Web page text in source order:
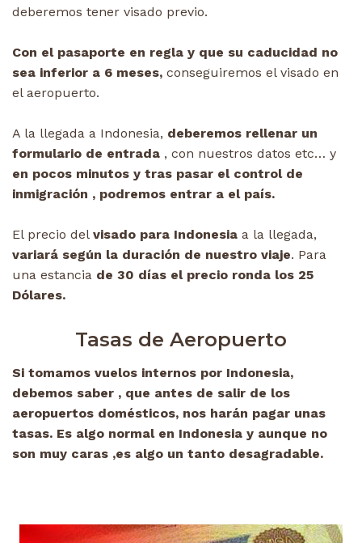
deberemos tener visado previo.
Con el pasaporte en regla y que su caducidad no
sea inferior a 6 meses, conseguiremos el visado en
el aeropuerto.
A la llegada a Indonesia, deberemos rellenar un
formulario de entrada , con nuestros datos etc… y
en pocos minutos y tras pasar el control de
inmigración , podremos entrar a el país.
El precio del visado para Indonesia a la llegada,
variará según la duración de nuestro viaje. Para
una estancia de 30 días el precio ronda los 25
Dólares.
Tasas de Aeropuerto
Si tomamos vuelos internos por Indonesia,
debemos saber , que antes de salir de los
aeropuertos domésticos, nos harán pagar unas
tasas. Es algo normal en Indonesia y aunque no
son muy caras ,es algo un tanto desagradable.